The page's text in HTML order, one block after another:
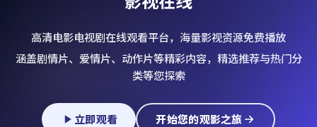
高清电影电视剧在线观看平台，海量影视资源免费播放
涵盖剧情片、爱情片、动作片等精彩内容，精选推荐与热门分
类等您探索
立即观看 开始您的观影之旅